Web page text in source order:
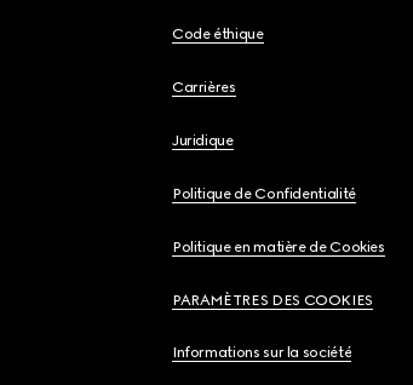
Code éthique
Carrières
Juridique
Politique de Confidentialité
Politique en matière de Cookies
PARAMÈTRES DES COOKIES
Informations sur la société